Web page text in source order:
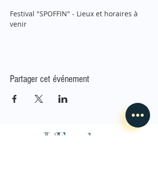
Festival "SPOFFIN" - Lieux et horaires à
venir
Partager cet événement
L'Envoleur